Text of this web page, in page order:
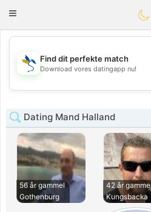
Toggle
💖
💕
Find dit perfekte match
Download vores datingapp nu!
Dating Mand Halland
56 år gammel
Gothenburg
42 år
Kungsbacka